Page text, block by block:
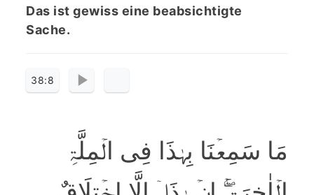
Das ist gewiss eine beabsichtigte
Sache.
38:8
مَا سَمِعۡنَا بِہٰذَا فِی الۡمِلَّۃِ